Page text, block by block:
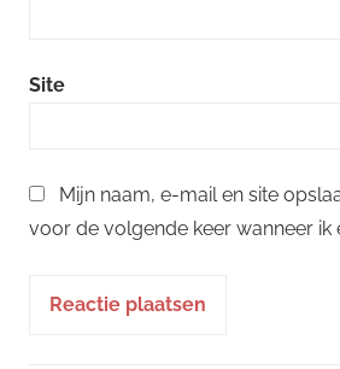
Site
Mijn naam, e-mail en site
voor de volgende keer wanneer ik